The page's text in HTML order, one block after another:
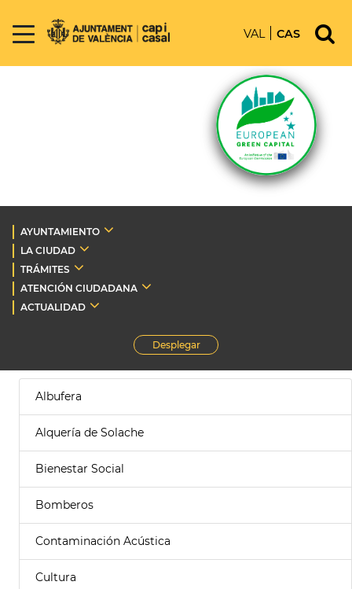
VAL CAS
AYUNTAMIENTO
LA CIUDAD
TRÁMITES
ATENCIÓN CIUDADANA
ACTUALIDAD
Desplegar
Albufera
Alquería de Solache
Bienestar Social
Bomberos
Contaminación Acústica
Cultura